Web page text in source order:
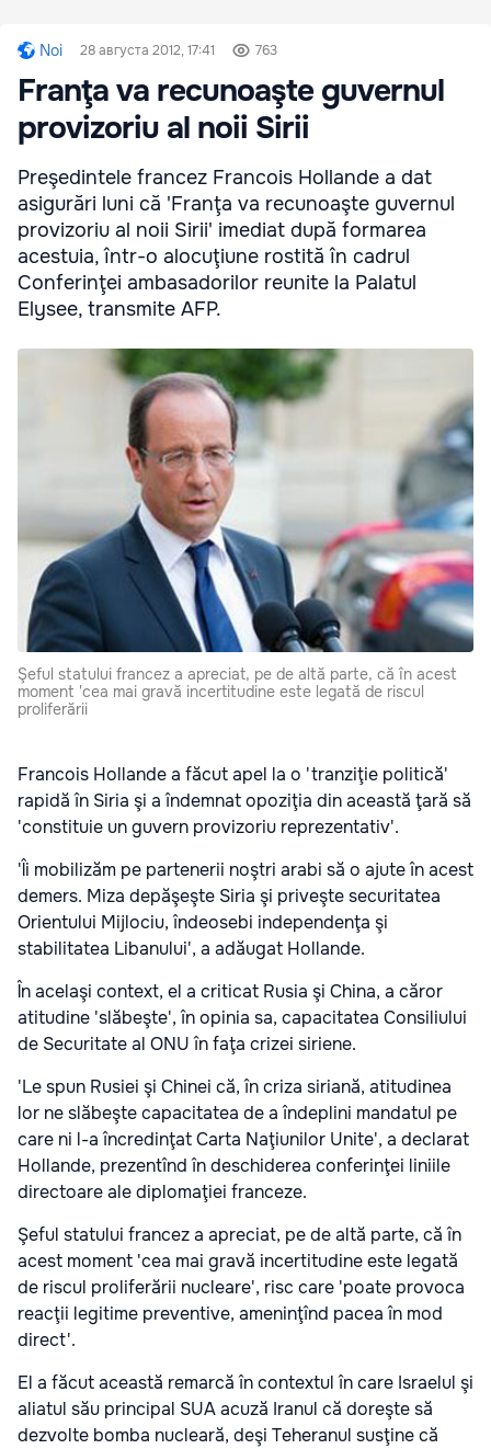
Noi 28 августа 2012, 17:41 763
Franţa va recunoaşte guvernul
provizoriu al noii Sirii
Preşedintele francez Francois Hollande a dat
asigurări luni că 'Franţa va recunoaşte guvernul
provizoriu al noii Sirii' imediat după formarea
acestuia, într-o alocuţiune rostită în cadrul
Conferinţei ambasadorilor reunite la Palatul
Elysee, transmite AFP.
Şeful statului francez a apreciat, pe de altă parte, că în acest
moment 'cea mai gravă incertitudine este legată de riscul
proliferării
Francois Hollande a făcut apel la o 'tranziţie politică'
rapidă în Siria şi a îndemnat opoziţia din această ţară să
'constituie un guvern provizoriu reprezentativ'.
'Îi mobilizăm pe partenerii noştri arabi să o ajute în acest
demers. Miza depăşeşte Siria şi priveşte securitatea
Orientului Mijlociu, îndeosebi independenţa şi
stabilitatea Libanului', a adăugat Hollande.
În acelaşi context, el a criticat Rusia şi China, a căror
atitudine 'slăbeşte', în opinia sa, capacitatea Consiliului
de Securitate al ONU în faţa crizei siriene.
'Le spun Rusiei şi Chinei că, în criza siriană, atitudinea
lor ne slăbeşte capacitatea de a îndeplini mandatul pe
care ni l-a încredinţat Carta Naţiunilor Unite', a declarat
Hollande, prezentînd în deschiderea conferinţei liniile
directoare ale diplomaţiei franceze.
Şeful statului francez a apreciat, pe de altă parte, că în
acest moment 'cea mai gravă incertitudine este legată
de riscul proliferării nucleare', risc care 'poate provoca
reacţii legitime preventive, ameninţînd pacea în mod
direct'.
El a făcut această remarcă în contextul în care Israelul şi
aliatul său principal SUA acuză Iranul că doreşte să
dezvolte bomba nucleară, deşi Teheranul susţine că